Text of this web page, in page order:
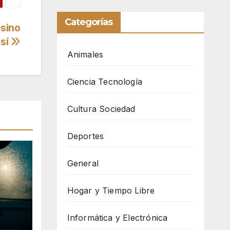
Categorías
Animales
Ciencia Tecnología
Cultura Sociedad
Deportes
General
Hogar y Tiempo Libre
Informática y Electrónica